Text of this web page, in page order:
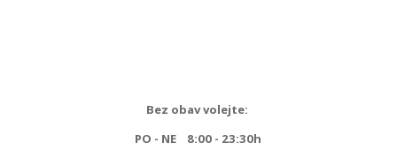
Bez obav volejte:
PO - NE 8:00 - 23:30h